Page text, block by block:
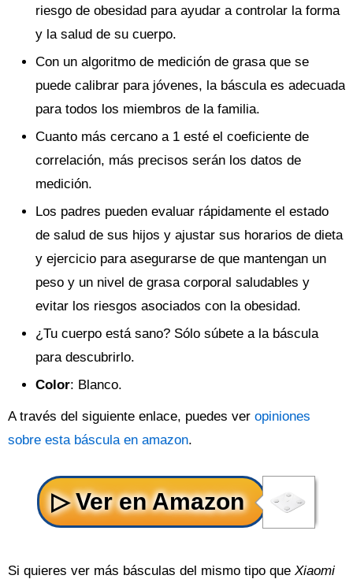
riesgo de obesidad para ayudar a controlar la forma
y la salud de su cuerpo.
Con un algoritmo de medición de grasa que se
puede calibrar para jóvenes, la báscula es adecuada
para todos los miembros de la familia.
Cuanto más cercano a 1 esté el coeficiente de
correlación, más precisos serán los datos de
medición.
Los padres pueden evaluar rápidamente el estado
de salud de sus hijos y ajustar sus horarios de dieta
y ejercicio para asegurarse de que mantengan un
peso y un nivel de grasa corporal saludables y
evitar los riesgos asociados con la obesidad.
¿Tu cuerpo está sano? Sólo súbete a la báscula
para descubrirlo.
Color: Blanco.
A través del siguiente enlace, puedes ver opiniones
sobre esta báscula en amazon.
Si quieres ver más básculas del mismo tipo que Xiaomi